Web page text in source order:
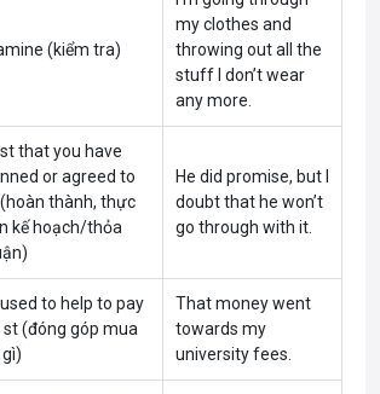
(kiểm tra)
my clothes and
throwing out all the
stuff I don’t wear
any more.
that you have
or agreed to
thành, thực
kế hoạch/thỏa
He did promise, but I
doubt that he won’t
go through with it.
to help to pay
(đóng góp mua
That money went
towards my
university fees.